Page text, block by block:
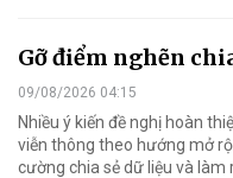
Gỡ điểm nghẽn
09/08/2026 04:15
Nhiều ý kiến đề nghị hoàn
viễn thông theo hướng mở
cường chia sẻ dữ liệu và làm